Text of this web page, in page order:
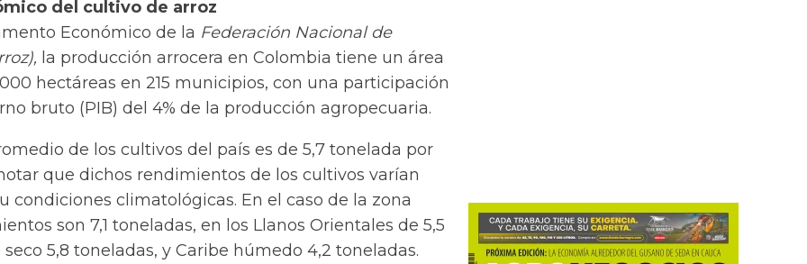
del cultivo de arroz
Económico de la Federación Nacional de
la producción arrocera en Colombia tiene un área
hectáreas en 215 municipios, con una participación
bruto (PIB) del 4% de la producción agropecuaria.
de los cultivos del país es de 5,7 tonelada por
que dichos rendimientos de los cultivos varían
condiciones climatológicas. En el caso de la zona
son 7,1 toneladas, en los Llanos Orientales de 5,5
5,8 toneladas, y Caribe húmedo 4,2 toneladas.